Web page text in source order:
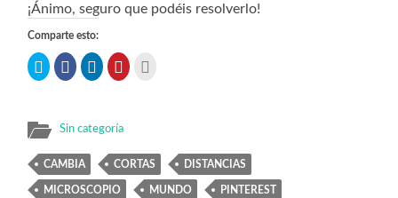
¡Ánimo, seguro que podéis resolverlo!
Comparte esto:
Haz
clic
para
(Se
abre
una
ventana
nueva)
Haz
clic
para
(Se
una
ventana
nueva)
Haz
clic
para
(Se
abre
una
ventana
nueva)
Haz
clic
una
ventana
nueva)
nueva)
Sin categoría
CAMBIA CORTAS DISTANCIAS
MICROSCOPIO MUNDO PINTEREST